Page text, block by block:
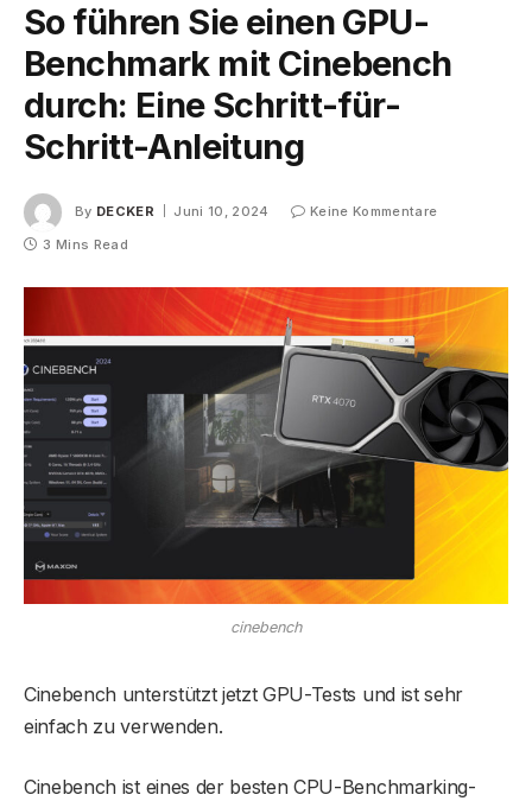
So führen Sie einen GPU-
Benchmark mit Cinebench
durch: Eine Schritt-für-
Schritt-Anleitung
By DECKER Juni 10, 2024
Keine Kommentare
3 Mins Read
cinebench
Cinebench unterstützt jetzt GPU-Tests und ist sehr
einfach zu verwenden.
Cinebench ist eines der besten CPU-Benchmarking-